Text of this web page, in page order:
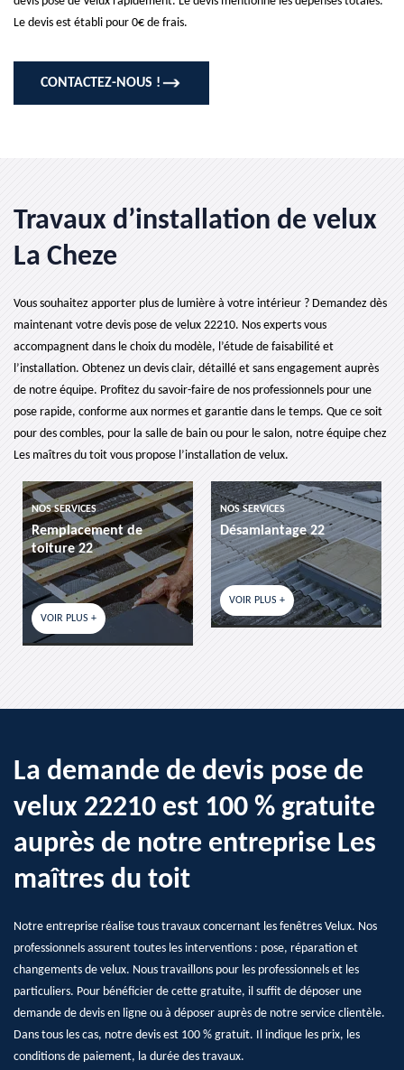
Le devis est établi pour 0€ de frais.
CONTACTEZ-NOUS !
Travaux d’installation de velux
La Cheze
Vous souhaitez apporter plus de lumière à votre intérieur ? Demandez dès
maintenant votre devis pose de velux 22210. Nos experts vous
accompagnent dans le choix du modèle, l’étude de faisabilité et
l’installation. Obtenez un devis clair, détaillé et sans engagement auprès
de notre équipe. Profitez du savoir-faire de nos professionnels pour une
pose rapide, conforme aux normes et garantie dans le temps. Que ce soit
pour des combles, pour la salle de bain ou pour le salon, notre équipe chez
Les maîtres du toit vous propose l’installation de velux.
NOS SERVICES
Remplacement de
toiture 22
VOIR PLUS +
NOS SERVICES
Désamiantage 22
VOIR PLUS +
La demande de devis pose de
velux 22210 est 100 % gratuite
auprès de notre entreprise Les
maîtres du toit
Notre entreprise réalise tous travaux concernant les fenêtres Velux. Nos
professionnels assurent toutes les interventions : pose, réparation et
changements de velux. Nous travaillons pour les professionnels et les
particuliers. Pour bénéficier de cette gratuite, il suffit de déposer une
demande de devis en ligne ou à déposer auprès de notre service clientèle.
Dans tous les cas, notre devis est 100 % gratuit. Il indique les prix, les
conditions de paiement, la durée des travaux.